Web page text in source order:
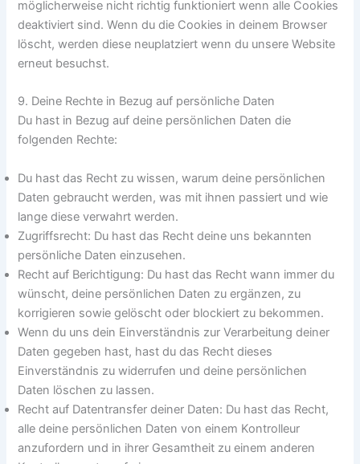
möglicherweise nicht richtig funktioniert wenn alle Cookies
deaktiviert sind. Wenn du die Cookies in deinem Browser
löscht, werden diese neuplatziert wenn du unsere Website
erneut besuchst.
9. Deine Rechte in Bezug auf persönliche Daten
Du hast in Bezug auf deine persönlichen Daten die
folgenden Rechte:
Du hast das Recht zu wissen, warum deine persönlichen
Daten gebraucht werden, was mit ihnen passiert und wie
lange diese verwahrt werden.
Zugriffsrecht: Du hast das Recht deine uns bekannten
persönliche Daten einzusehen.
Recht auf Berichtigung: Du hast das Recht wann immer du
wünscht, deine persönlichen Daten zu ergänzen, zu
korrigieren sowie gelöscht oder blockiert zu bekommen.
Wenn du uns dein Einverständnis zur Verarbeitung deiner
Daten gegeben hast, hast du das Recht dieses
Einverständnis zu widerrufen und deine persönlichen
Daten löschen zu lassen.
Recht auf Datentransfer deiner Daten: Du hast das Recht,
alle deine persönlichen Daten von einem Kontrolleur
anzufordern und in ihrer Gesamtheit zu einem anderen